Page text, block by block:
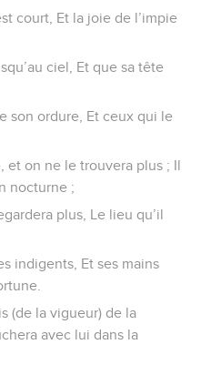
court, Et la joie de l’impie
ciel, Et que sa tête
son ordure, Et ceux qui le
et on ne le trouvera plus ; Il
nocturne ;
plus, Le lieu qu’il
indigents, Et ses mains
(de la vigueur) de la
avec lui dans la